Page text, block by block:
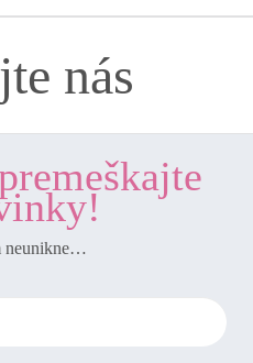
nás
neunikne…